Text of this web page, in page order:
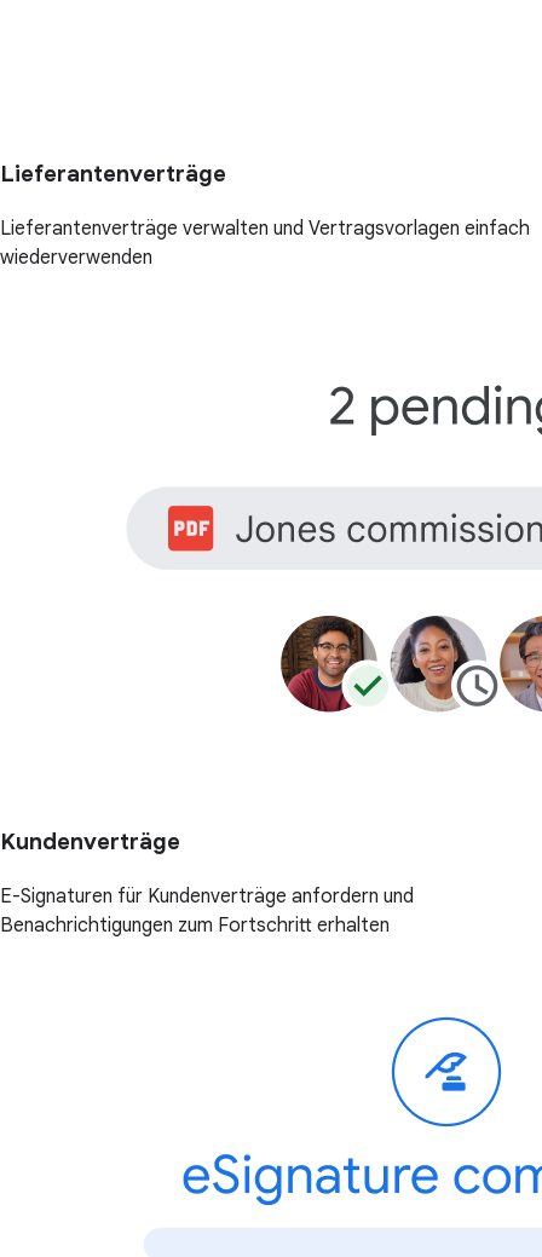
Lieferantenverträge
Lieferantenverträge verwalten und Vertragsvorlagen einfach
wiederverwenden
Kundenverträge
E-Signaturen für Kundenverträge anfordern und
Benachrichtigungen zum Fortschritt erhalten